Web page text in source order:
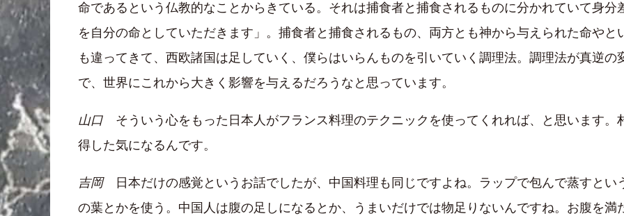
命であるという仏教的なことからきている。それは捕食者と捕食されるものに分かれていて身
を自分の命としていただきます」。捕食者と捕食されるもの、両方とも神から与えられた命や
も違ってきて、西欧諸国は足していく、僕らはいらんものを引いていく調理法。調理法が真逆
で、世界にこれから大きく影響を与えるだろうなと思っています。
山口 そういう心をもった日本人がフランス料理のテクニックを使ってくれれば、と思います。
得した気になるんです。
吉岡日本だけの感覚というお話でしたが、中国料理も同じですよね。ラップで包んで蒸すとい
の葉とかを使う。中国人は腹の足しになるとか、うまいだけでは物足りないんですね。お腹を